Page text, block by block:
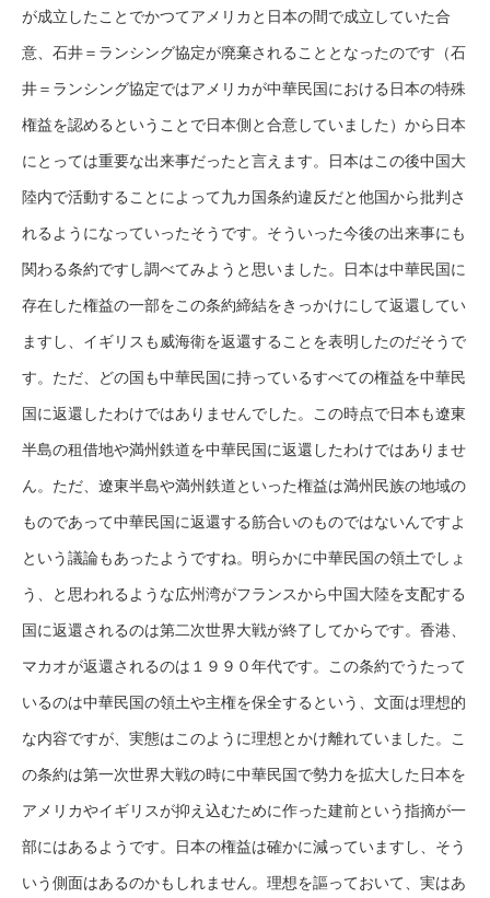
が成立したことでかつてアメリカと日本の間で成立していた合
意、石井＝ランシング協定が廃棄されることとなったのです（石
井＝ランシング協定ではアメリカが中華民国における日本の特殊
権益を認めるということで日本側と合意していました）から日本
にとっては重要な出来事だったと言えます。日本はこの後中国大
陸内で活動することによって九カ国条約違反だと他国から批判さ
れるようになっていったそうです。そういった今後の出来事にも
関わる条約ですし調べてみようと思いました。日本は中華民国に
存在した権益の一部をこの条約締結をきっかけにして返還してい
ますし、イギリスも威海衛を返還することを表明したのだそうで
す。ただ、どの国も中華民国に持っているすべての権益を中華民
国に返還したわけではありませんでした。この時点で日本も遼東
半島の租借地や満州鉄道を中華民国に返還したわけではありませ
ん。ただ、遼東半島や満州鉄道といった権益は満州民族の地域の
ものであって中華民国に返還する筋合いのものではないんですよ
という議論もあったようですね。明らかに中華民国の領土でしょ
う、と思われるような広州湾がフランスから中国大陸を支配する
国に返還されるのは第二次世界大戦が終了してからです。香港、
マカオが返還されるのは１９９０年代です。この条約でうたって
いるのは中華民国の領土や主権を保全するという、文面は理想的
な内容ですが、実態はこのように理想とかけ離れていました。こ
の条約は第一次世界大戦の時に中華民国で勢力を拡大した日本を
アメリカやイギリスが抑え込むために作った建前という指摘が一
部にはあるようです。日本の権益は確かに減っていますし、そう
いう側面はあるのかもしれません。理想を謳っておいて、実はあ